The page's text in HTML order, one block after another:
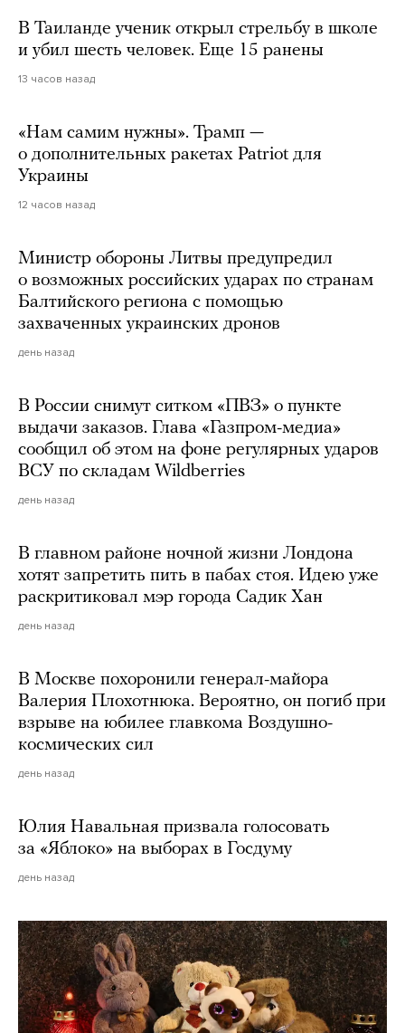
В Таиланде ученик открыл стрельбу в школе
и убил шесть человек. Еще 15 ранены
13 часов назад
«Нам самим нужны». Трамп —
о дополнительных ракетах Patriot для
Украины
12 часов назад
Министр обороны Литвы предупредил
о возможных российских ударах по странам
Балтийского региона с помощью
захваченных украинских дронов
день назад
В России снимут ситком «ПВЗ» о пункте
выдачи заказов. Глава «Газпром-медиа»
сообщил об этом на фоне регулярных ударов
ВСУ по складам Wildberries
день назад
В главном районе ночной жизни Лондона
хотят запретить пить в пабах стоя. Идею уже
раскритиковал мэр города Садик Хан
день назад
В Москве похоронили генерал-майора
Валерия Плохотнюка. Вероятно, он погиб при
взрыве на юбилее главкома Воздушно-
космических сил
день назад
Юлия Навальная призвала голосовать
за «Яблоко» на выборах в Госдуму
день назад